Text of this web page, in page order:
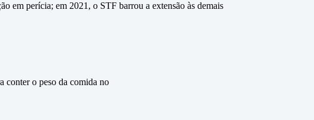
em perícia; em 2021, o STF barrou a extensão às demais
conter o peso da comida no